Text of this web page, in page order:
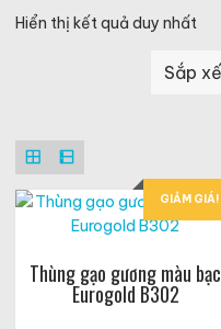
Hiển thị kết quả duy nhất
GIẢM GIÁ!
Thùng gạo gương màu bạc
Eurogold B302